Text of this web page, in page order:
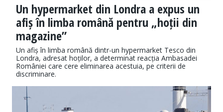
Un hypermarket din Londra a expus un
afiș în limba română pentru „hoții din
magazine”
Un afiș în limba română dintr-un hypermarket Tesco din
Londra, adresat hoților, a determinat reacția Ambasadei
României care cere eliminarea acestuia, pe criterii de
discriminare.